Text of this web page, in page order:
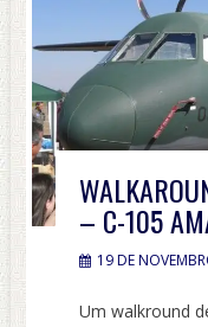
– C-105
19 DE
Um walkround